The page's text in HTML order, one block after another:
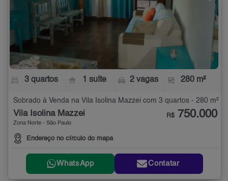
3 quartos 1 suíte 2 vagas 280 m²
Sobrado à Venda na Vila Isolina Mazzei com 3 quartos - 280 m²
Vila Isolina Mazzei
Zona Norte - São Paulo
Endereço no círculo do mapa
R$ 750.000
WhatsApp Contatar